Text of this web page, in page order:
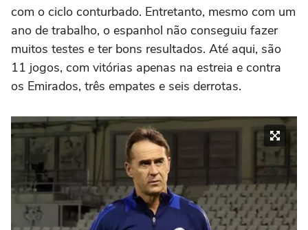
com o ciclo conturbado. Entretanto, mesmo com um
ano de trabalho, o espanhol não conseguiu fazer
muitos testes e ter bons resultados. Até aqui, são
11 jogos, com vitórias apenas na estreia e contra
os Emirados, três empates e seis derrotas.